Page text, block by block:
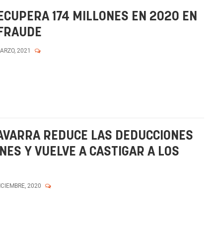
174 MILLONES EN 2020 EN
2021
REDUCE LAS DEDUCCIONES
Y VUELVE A CASTIGAR A LOS
2020